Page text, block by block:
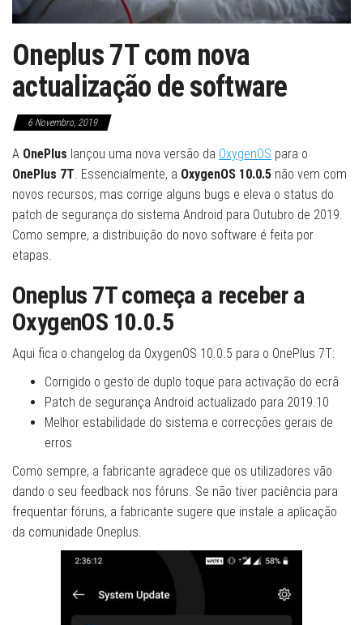
Oneplus 7T com nova
actualização de software
6 Novembro, 2019
A OnePlus lançou uma nova versão da OxygenOS para o
OnePlus 7T. Essencialmente, a OxygenOS 10.0.5 não vem com
novos recursos, mas corrige alguns bugs e eleva o status do
patch de segurança do sistema Android para Outubro de 2019.
Como sempre, a distribuição do novo software é feita por
etapas.
Oneplus 7T começa a receber a
OxygenOS 10.0.5
Aqui fica o changelog da OxygenOS 10.0.5 para o OnePlus 7T:
Corrigido o gesto de duplo toque para activação do ecrã
Patch de segurança Android actualizado para 2019.10
Melhor estabilidade do sistema e correcções gerais de
erros
Como sempre, a fabricante agradece que os utilizadores vão
dando o seu feedback nos fóruns. Se não tiver paciência para
frequentar fóruns, a fabricante sugere que instale a aplicação
da comunidade Oneplus.